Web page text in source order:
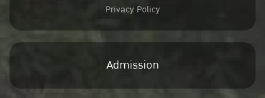
Privacy Policy
Admission